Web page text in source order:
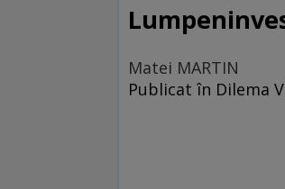
Matei MARTIN
Publicat în Dilema